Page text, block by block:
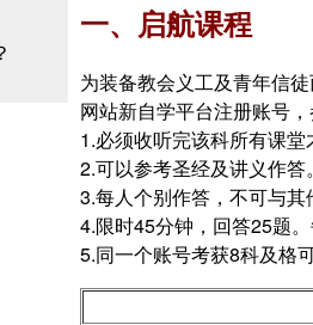
一、启航课程
为装备教会义工及青年信
网站新自学平台注册账号，
1.必须收听完该科所有课堂
2.可以参考圣经及讲义作答。
3.每人个别作答，不可与其
4.限时45分钟，回答25题
5.同一个账号考获8科及格